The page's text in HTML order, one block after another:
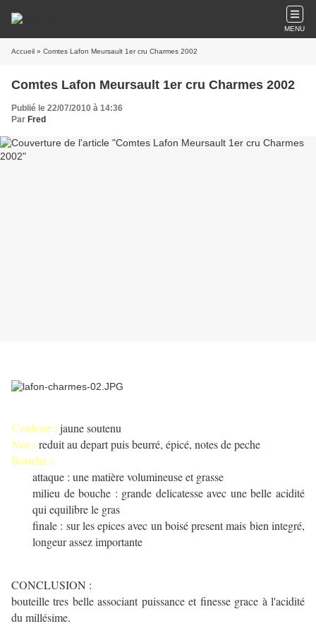
MENU
Accueil » Comtes Lafon Meursault 1er cru Charmes 2002
Comtes Lafon Meursault 1er cru Charmes 2002
Publié le 22/07/2010 à 14:36
Par Fred
Couleur : jaune soutenu
Nez : reduit au depart puis beurré, épicé, notes de peche
Bouche :
attaque : une matière volumineuse et grasse
milieu de bouche : grande delicatesse avec une belle acidité
qui equilibre le gras
finale : sur les epices avec un boisé present mais bien integré,
longeur assez importante
CONCLUSION :
bouteille tres belle associant puissance et finesse grace à l'acidité
du millésime.